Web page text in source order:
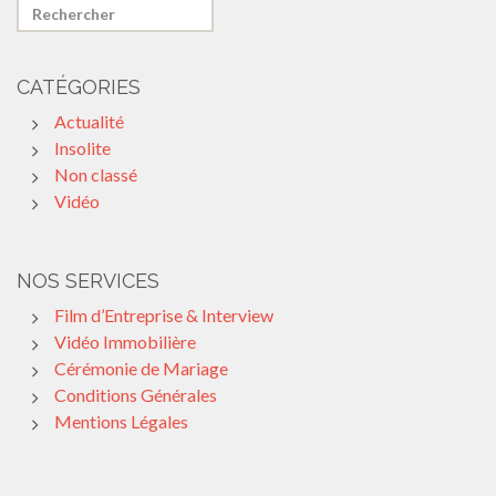
CATÉGORIES
Actualité
Insolite
Non classé
Vidéo
NOS SERVICES
Film d’Entreprise & Interview
Vidéo Immobilière
Cérémonie de Mariage
Conditions Générales
Mentions Légales